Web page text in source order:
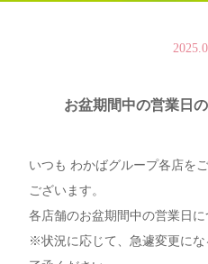
お盆期間中の営業日
いつも わかばグループ各店を
ございます。
各店舗のお盆期間中の営業日に
※状況に応じて、急遽変更に